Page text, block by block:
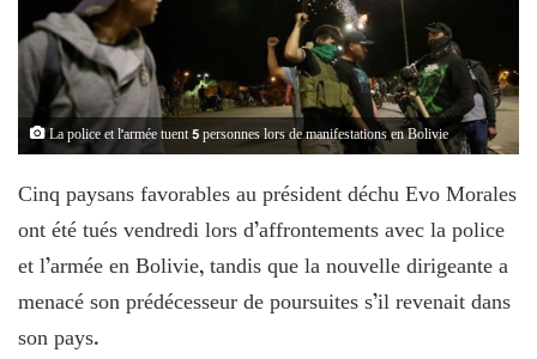
La police et l'armée tuent 5 personnes lors de manifestations en Bolivie
Cinq paysans favorables au président déchu Evo Morales
ont été tués vendredi lors d’affrontements avec la police
et l’armée en Bolivie, tandis que la nouvelle dirigeante a
menacé son prédécesseur de poursuites s’il revenait dans
son pays.